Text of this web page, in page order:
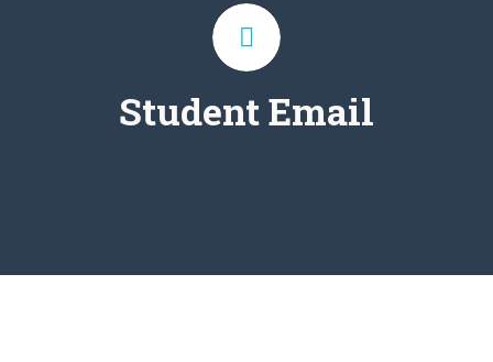
Student Email
Daftar kontak surel seluruh
siswa dalam bentuk tabel